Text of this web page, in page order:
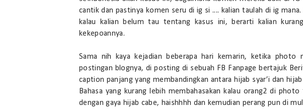
cantik dan pastinya komen seru di ig si .... kalian taulah di ig
kalau kalian belum tau tentang kasus ini, berarti kalian
kekepoannya.
Sama nih kaya kejadian beberapa hari kemarin, ketika photo
postingan blognya, di posting di sebuah FB Fanpage bertajuk
caption panjang yang membandingkan antara hijab syar’i dan
Bahasa yang kurang lebih membahasakan kalau orang2 di
dengan gaya hijab cabe, haishhhh dan kemudian perang pun di